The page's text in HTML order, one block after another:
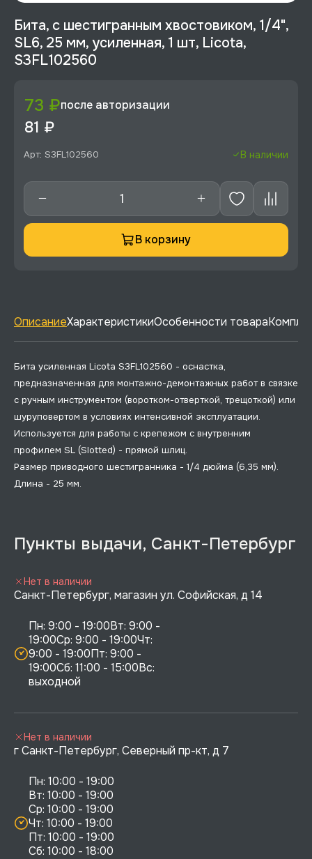
Бита, с шестигранным хвостовиком, 1/4",
SL6, 25 мм, усиленная, 1 шт, Licota,
S3FL102560
73 ₽после авторизации
81 ₽
Арт: S3FL102560 В наличии
В корзину
ОписаниеХарактеристикиОсобенности товара
Бита усиленная Licota S3FL102560 - оснастка,
предназначенная для монтажно-демонтажных работ в связке
с ручным инструментом (воротком-отверткой, трещоткой) или
шуруповертом в условиях интенсивной эксплуатации.
Используется для работы с крепежом с внутренним
профилем SL (Slotted) - прямой шлиц.
Размер приводного шестигранника - 1/4 дюйма (6,35 мм).
Длина - 25 мм.
Пункты выдачи, Санкт-Петербург
Санкт-Петербург, магазин ул. Софийская, д 14
Пн: 9:00 - 19:00Вт: 9:00 -
19:00Ср: 9:00 - 19:00Чт:
9:00 - 19:00Пт: 9:00 -
19:00Сб: 11:00 - 15:00Вс:
выходной
Нет в наличии
г Санкт-Петербург, Северный пр-кт, д 7
Пн: 10:00 - 19:00
Вт: 10:00 - 19:00
Ср: 10:00 - 19:00
Чт: 10:00 - 19:00
Пт: 10:00 - 19:00
Сб: 10:00 - 18:00
Нет в наличии